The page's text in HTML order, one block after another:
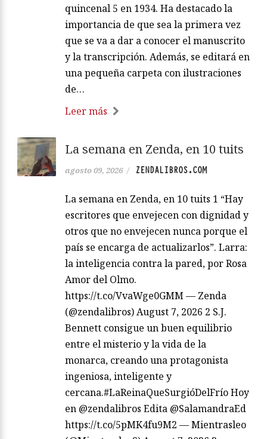
quincenal 5 en 1934. Ha destacado la
importancia de que sea la primera vez
que se va a dar a conocer el manuscrito
y la transcripción. Además, se editará en
una pequeña carpeta con ilustraciones
de…
Leer más
La semana en Zenda, en 10 tuits
agosto 09, 2026 / ZENDALIBROS.COM
La semana en Zenda, en 10 tuits 1 “Hay
escritores que envejecen con dignidad y
otros que no envejecen nunca porque el
país se encarga de actualizarlos”. Larra:
la inteligencia contra la pared, por Rosa
Amor del Olmo.
https://t.co/VvaWge0GMM — Zenda
(@zendalibros) August 7, 2026 2 S.J.
Bennett consigue un buen equilibrio
entre el misterio y la vida de la
monarca, creando una protagonista
ingeniosa, inteligente y
cercana.#LaReinaQueSurgióDelFrío Hoy
en @zendalibros Edita @SalamandraEd
https://t.co/5pMK4fu9M2 — Mientrasleo